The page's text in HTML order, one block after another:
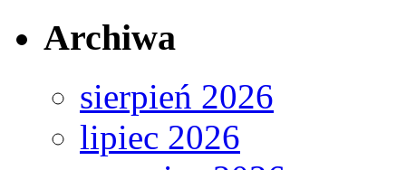
Archiwa
sierpień 2026
lipiec 2026